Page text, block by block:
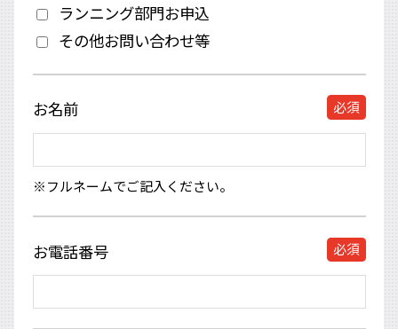
ランニング部門お申込
その他お問い合わせ等
お名前 必須
※フルネームでご記入ください。
お電話番号 必須